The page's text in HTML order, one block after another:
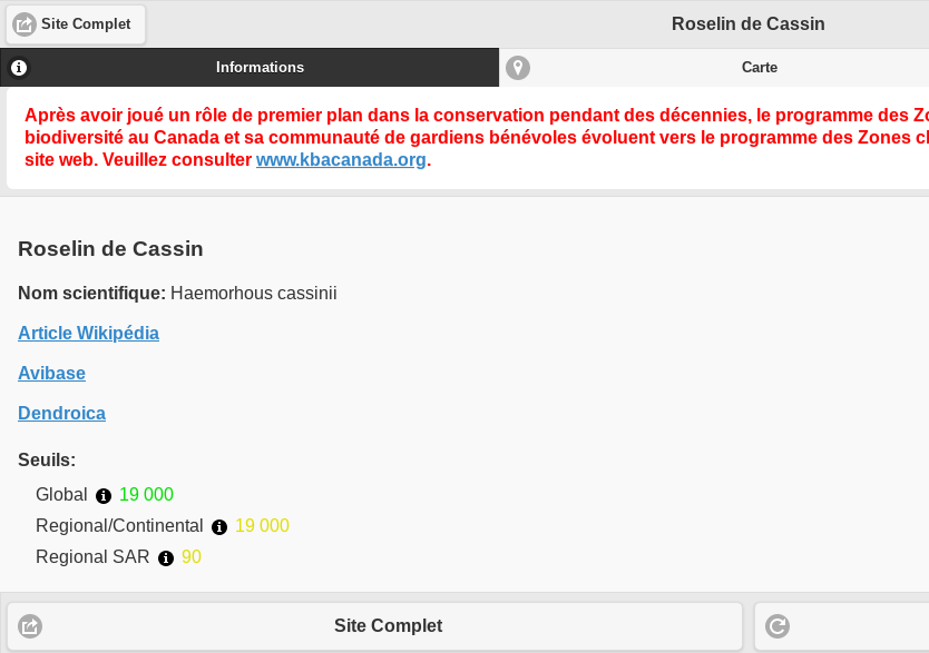
Site Complet Roselin de Cassin
Informations Carte
Après avoir joué un rôle de premier plan dans la conservation pendant des décennies, le programme des
biodiversité au Canada et sa communauté de gardiens bénévoles évoluent vers le programme des Zones
site web. Veuillez consulter www.kbacanada.org.
Roselin de Cassin
Nom scientifique: Haemorhous cassinii
Article Wikipédia
Avibase
Dendroica
Seuils:
Global
19 000
Regional/Continental
19 000
Regional SAR
90
Site Complet